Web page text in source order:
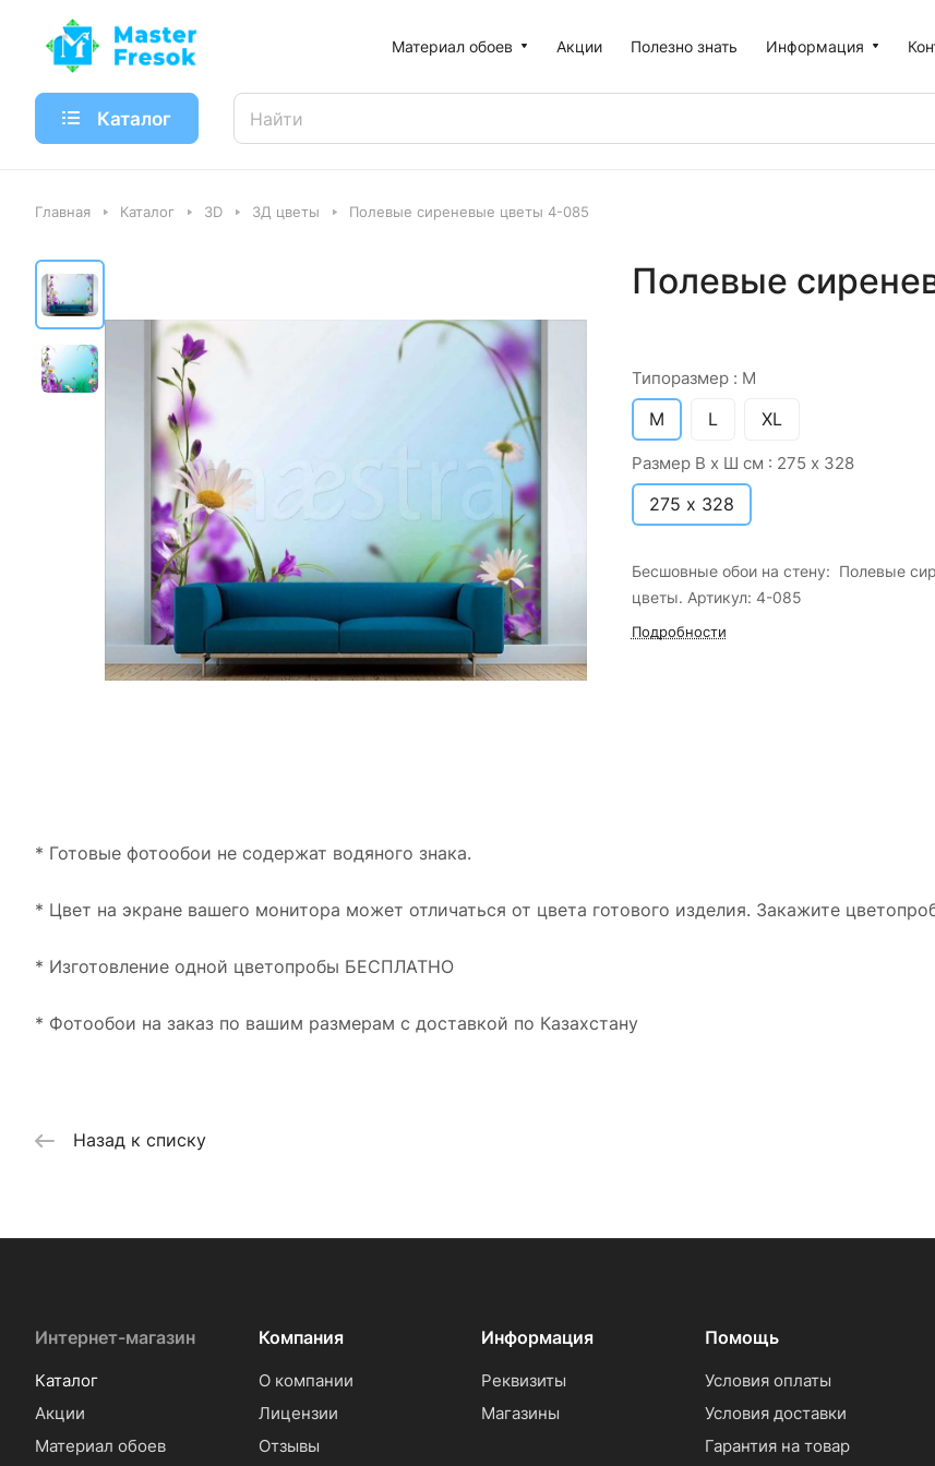
Материал обоев Акции Полезно знать Информация
Каталог
Главная Каталог 3D 3Д цветы Полевые сиреневые цветы 4-085
Полевые
Типоразмер : M
M L XL
Размер В х Ш см : 275 х 328
275 х 328
Бесшовные обои на стену: Полевые
цветы. Артикул: 4-085
Подробности
* Готовые фотообои не содержат водяного знака.
* Цвет на экране вашего монитора может отличаться от цвета готового изделия. Закажите
* Изготовление одной цветопробы БЕСПЛАТНО
* Фотообои на заказ по вашим размерам с доставкой по Казахстану
Назад к списку
Интернет-магазин
Каталог
Акции
Материал обоев
Компания
О компании
Лицензии
Отзывы
Информация
Реквизиты
Магазины
Помощь
Условия оплаты
Условия доставки
Гарантия на товар